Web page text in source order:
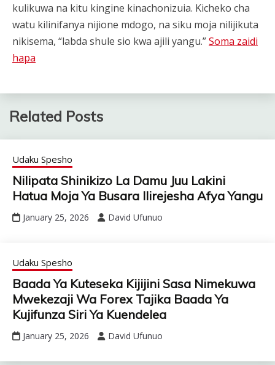
kulikuwa na kitu kingine kinachonizuia. Kicheko cha
watu kilinifanya nijione mdogo, na siku moja nilijikuta
nikisema, “labda shule sio kwa ajili yangu.”Soma zaidi
hapa
Related Posts
Udaku Spesho
Nilipata Shinikizo La Damu Juu Lakini
Hatua Moja Ya Busara Ilirejesha Afya Yangu
January 25, 2026 David Ufunuo
Udaku Spesho
Baada Ya Kuteseka Kijijini Sasa Nimekuwa
Mwekezaji Wa Forex Tajika Baada Ya
Kujifunza Siri Ya Kuendelea
January 25, 2026 David Ufunuo